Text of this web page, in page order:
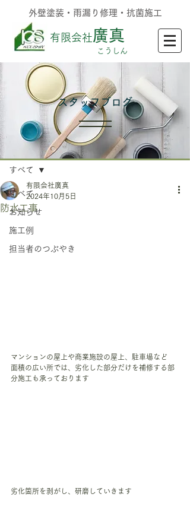
外壁塗装・雨漏り修理・抗菌施工
有限会社廣真
​こうしん
記事
すべて
お知らせ
施工例
担当者のつぶやき
すべて
防水工事
有限会社廣真
2024年10月5日
マンションの屋上や商業施設の屋上、駐車場など
面積の広い所では、劣化した部分だけを補修する部
分施工も承っております
劣化箇所を剥がし、研磨していきます
​スタッフブログ